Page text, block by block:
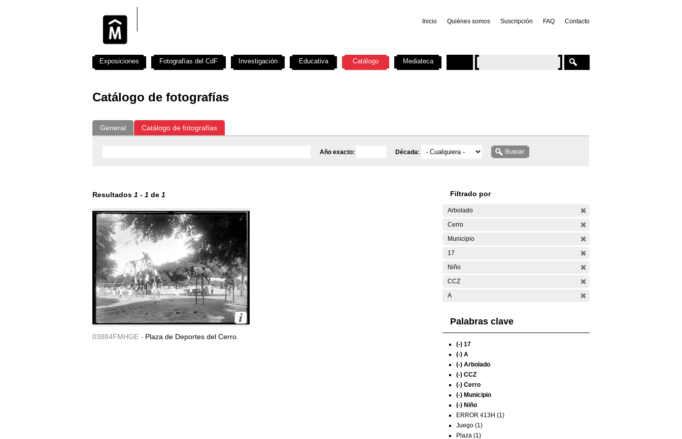
Inicio Quiénes somos Suscripción FAQ Contacto
Catálogo de fotografías
General Catálogo de fotografías
Año exacto: Década:
Resultados 1 - 1 de 1
03884FMHGE - Plaza de Deportes del Cerro.
Filtrado por
Arbolado
Cerro
Municipio
17
Niño
CCZ
A
Palabras clave
(-) 17
(-) A
(-) Arbolado
(-) CCZ
(-) Cerro
(-) Municipio
(-) Niño
ERROR 413H (1)
Juego (1)
Plaza (1)
Exposiciones Fotografías del CdF Investigación Educativa Catálogo Mediateca